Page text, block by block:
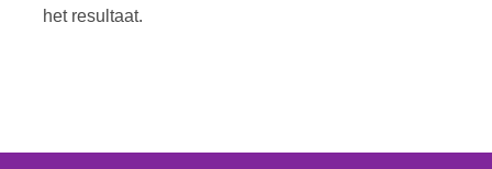
het resultaat.